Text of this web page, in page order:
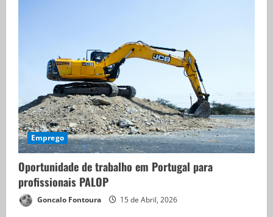
Emprego
Oportunidade de trabalho em Portugal para
profissionais PALOP
Goncalo Fontoura 15 de Abril, 2026